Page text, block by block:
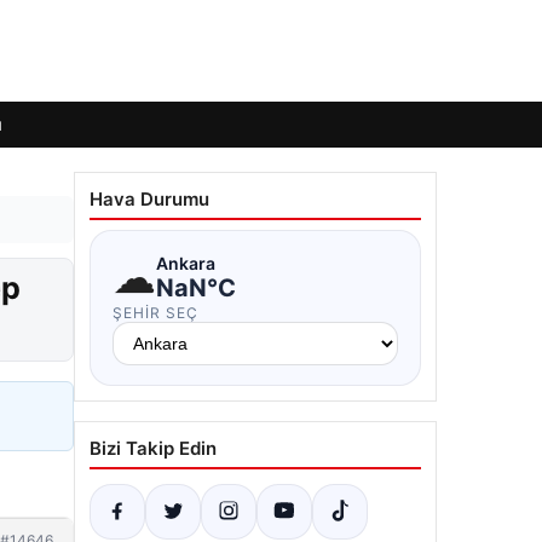
Hava Durumu
☁Ankara
NaN°C
ŞEHIR SEÇ
Bizi Takip Edin